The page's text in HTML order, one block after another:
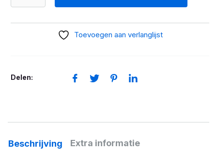
Toevoegen aan verlanglijst
Delen:
Beschrijving
Extra informatie